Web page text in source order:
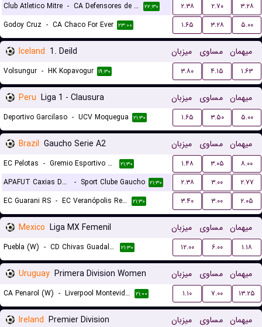
Club Atletico Mitre - CA Defensores de Belgrano ۲۲:۳۰ ۲.۳۸ ۲.۷۰
۳.۲۸
Godoy Cruz - CA Chaco For Ever ۲۳:۰۰ ۱.۶۵ ۳.۲۸ ۵.۰۰
Iceland 1. Deild میزبان مساوی میهمان
Volsungur - HK Kopavogur ۱۹:۳۰ ۳.۸۰ ۴.۱۵ ۱.۶۳
Peru Liga 1 - Clausura میزبان مساوی میهمان
Deportivo Garcilaso - UCV Moquegua ۲۱:۳۰ ۱.۶۵ ۳.۵۰ ۵.۰۰
Brazil Gaucho Serie A2 میزبان مساوی میهمان
EC Pelotas - Gremio Esportivo Bage ۲۱:۳۰ ۱.۴۸ ۳.۰۵
۸.۰۰
APAFUT Caxias Do Sul RS
- Sport Clube Gaucho ۲۱:۳۰ ۲.۳۸ ۳.۰۰
۲.۷۷
EC Guarani RS - EC Veranópolis Recreativo Cultural ۲۱:۳۰ ۳.۴۰ ۳.۰۰ ۲.۰۵
Mexico Liga MX Femenil میزبان مساوی میهمان
Puebla (W) - CD Chivas Guadalajara (W) ۲۱:۳۰ ۱۲.۰۰ ۶.۰۰ ۱.۱۸
Uruguay Primera Division Women میزبان مساوی میهمان
CA Penarol (W) - Liverpool Montevideo (W) ۲۱:۰۰ ۱.۱۰ ۷.۰۰ ۱۳.۲۵
Ireland Premier Division میزبان مساوی میهمان